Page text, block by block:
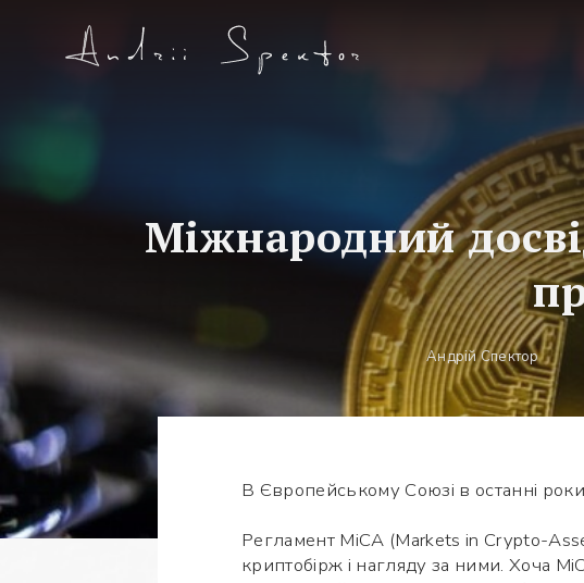
Міжнародний
Андрій Спектор
В Європейському Союзі в останні
Регламент MiCA (Markets in Crypto-
криптобірж і нагляду за ними. Хоча